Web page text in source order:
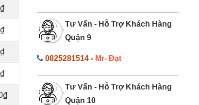
Tư Vấn - Hỗ Trợ Khách Hàng
Quận 9
0825281514- Mr- Đạt
Tư Vấn - Hỗ Trợ Khách Hàng
Quận 10